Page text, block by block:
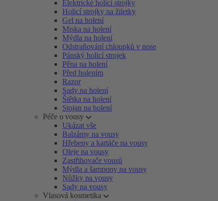
Elektrické holicí strojky
Holicí strojky na žiletky
Gel na holení
Miska na holení
Mýdla na holení
Odstraňování chloupků v nose
Pánský holicí strojek
Pěna na holení
Před holením
Razor
Sady na holení
Štětka na holení
Stojan na holení
Péče o vousy
Ukázat vše
Balzámy na vousy
Hřebeny a kartáče na vousy
Oleje na vousy
Zastřihovače vousů
Mýdla a šampony na vousy
Nůžky na vousy
Sady na vousy
Vlasová kosmetika